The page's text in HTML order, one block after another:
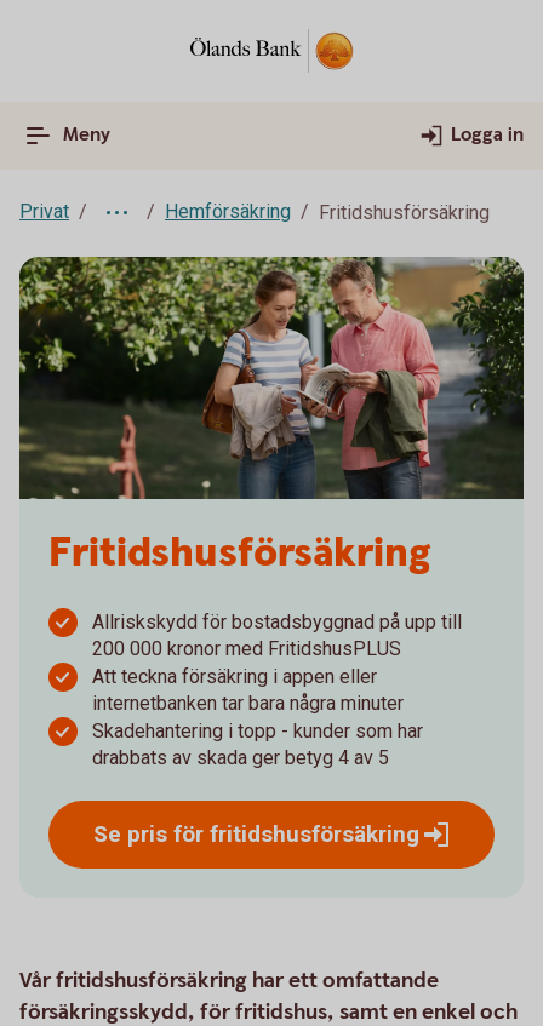
Meny Logga in
Privat Hemförsäkring Fritidshusförsäkring
Fritidshus­försäkring
Allriskskydd för bostadsbyggnad på upp till
200 000 kronor med FritidshusPLUS
Att teckna försäkring i appen eller
internetbanken tar bara några minuter
Skadehantering i topp - kunder som har
drabbats av skada ger betyg 4 av 5
Se pris för fritidshusförsäkring
Vår fritidshusförsäkring har ett omfattande
försäkringsskydd, för fritidshus, samt en enkel och